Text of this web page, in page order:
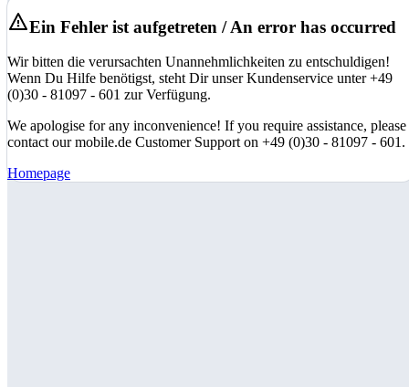
Ein Fehler ist aufgetreten / An error has occurred
Wir bitten die verursachten Unannehmlichkeiten zu entschuldigen!
Wenn Du Hilfe benötigst, steht Dir unser Kundenservice unter +49
(0)30 - 81097 - 601 zur Verfügung.
We apologise for any inconvenience! If you require assistance, please
contact our mobile.de Customer Support on +49 (0)30 - 81097 - 601.
Homepage